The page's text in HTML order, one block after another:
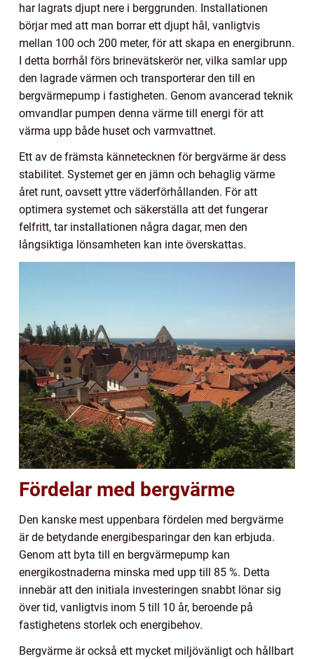
har lagrats djupt nere i berggrunden. Installationen
börjar med att man borrar ett djupt hål, vanligtvis
mellan 100 och 200 meter, för att skapa en energibrunn.
I detta borrhål förs brinevätskerör ner, vilka samlar upp
den lagrade värmen och transporterar den till en
bergvärmepump i fastigheten. Genom avancerad teknik
omvandlar pumpen denna värme till energi för att
värma upp både huset och varmvattnet.
Ett av de främsta kännetecknen för bergvärme är dess
stabilitet. Systemet ger en jämn och behaglig värme
året runt, oavsett yttre väderförhållanden. För att
optimera systemet och säkerställa att det fungerar
felfritt, tar installationen några dagar, men den
långsiktiga lönsamheten kan inte överskattas.
Fördelar med bergvärme
Den kanske mest uppenbara fördelen med bergvärme
är de betydande energibesparingar den kan erbjuda.
Genom att byta till en bergvärmepump kan
energikostnaderna minska med upp till 85 %. Detta
innebär att den initiala investeringen snabbt lönar sig
över tid, vanligtvis inom 5 till 10 år, beroende på
fastighetens storlek och energibehov.
Bergvärme är också ett mycket miljövänligt och hållbart